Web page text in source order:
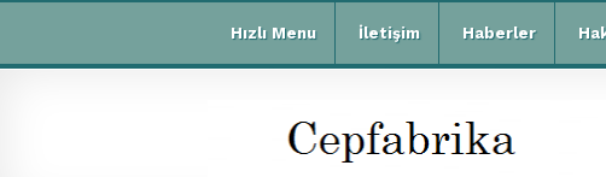
Hızlı Menu İletişim Haberler